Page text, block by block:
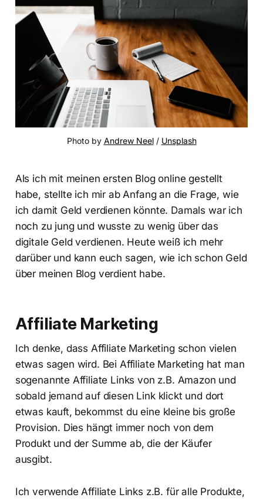
Photo by Andrew Neel / Unsplash
Als ich mit meinen ersten Blog online gestellt
habe, stellte ich mir ab Anfang an die Frage, wie
ich damit Geld verdienen könnte. Damals war ich
noch zu jung und wusste zu wenig über das
digitale Geld verdienen. Heute weiß ich mehr
darüber und kann euch sagen, wie ich schon Geld
über meinen Blog verdient habe.
Affiliate Marketing
Ich denke, dass Affiliate Marketing schon vielen
etwas sagen wird. Bei Affiliate Marketing hat man
sogenannte Affiliate Links von z.B. Amazon und
sobald jemand auf diesen Link klickt und dort
etwas kauft, bekommst du eine kleine bis große
Provision. Dies hängt immer noch von dem
Produkt und der Summe ab, die der Käufer
ausgibt.
Ich verwende Affiliate Links z.B. für alle Produkte,